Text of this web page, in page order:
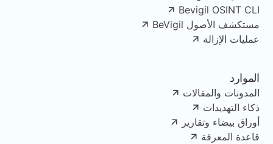
Bevigil OSINT CLI
مستكشف الأصول BeVigil
عمليات الإزالة
الموارد
المدونات والمقالات
ذكاء التهديدات
أوراق بيضاء وتقارير
قاعدة المعرفة